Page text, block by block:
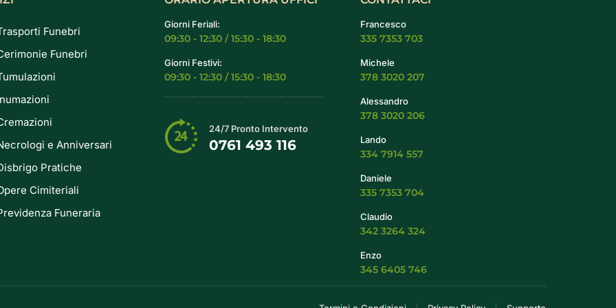
Funebri
Funebri
e Anniversari
Pratiche
Cimiteriali
Funeraria
Giorni Feriali:
09:30 - 12:30 / 15:30 - 18:30
Giorni Festivi:
09:30 - 12:30 / 15:30 - 18:30
24/7 Pronto Intervento
0761 493 116
Francesco
335 7353 703
Michele
378 3020 207
Alessandro
378 3020 206
Lando
334 7914 557
Daniele
335 7353 704
Claudio
342 3264 324
Enzo
345 6405 746